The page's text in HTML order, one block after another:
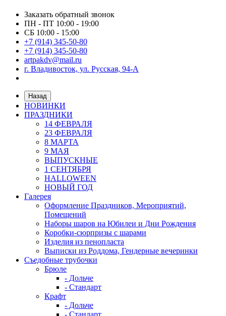
Заказать обратный звонок
ПН - ПТ 10:00 - 19:00
СБ 10:00 - 15:00
+7 (914) 345-50-80
+7 (914) 345-50-80
artpakdv@mail.ru
г. Владивосток, ул. Русская, 94-А
Назад
НОВИНКИ
ПРАЗДНИКИ
14 ФЕВРАЛЯ
23 ФЕВРАЛЯ
8 МАРТА
9 МАЯ
ВЫПУСКНЫЕ
1 СЕНТЯБРЯ
HALLOWEEN
НОВЫЙ ГОД
Галерея
Оформление Праздников, Мероприятий,
Помещений
Наборы шаров на Юбилеи и Дни Рождения
Коробки-сюрпризы с шарами
Изделия из пенопласта
Выписки из Роддома, Гендерные вечеринки
Съедобные трубочки
Брюле
- Дольче
- Стандарт
Крафт
- Дольче
- Стандарт